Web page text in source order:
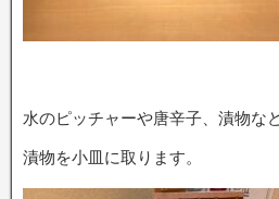
水のピッチャーや唐辛子、漬物な
漬物を小皿に取ります。